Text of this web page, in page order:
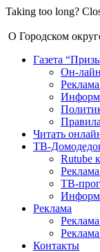
Taking too long?
О Городском
Газета
Он-
Реклама
Читать
ТВ-
Rutube
ТВ-
Реклама
Контакты